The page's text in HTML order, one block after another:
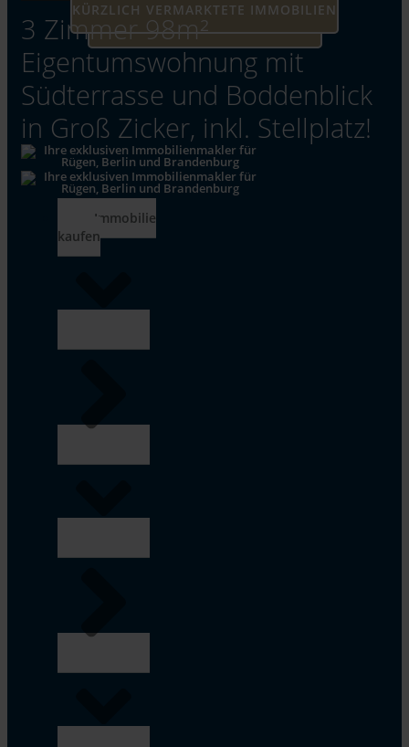
UNSERE AKTUELLEN IMMOBILIEN
KÜRZLICH VERMARKTETE IMMOBILIEN
3 Zimmer 98m²
Eigentumswohnung mit
Südterrasse und Boddenblick
in Groß Zicker, inkl. Stellplatz!
Immobilie
kaufen